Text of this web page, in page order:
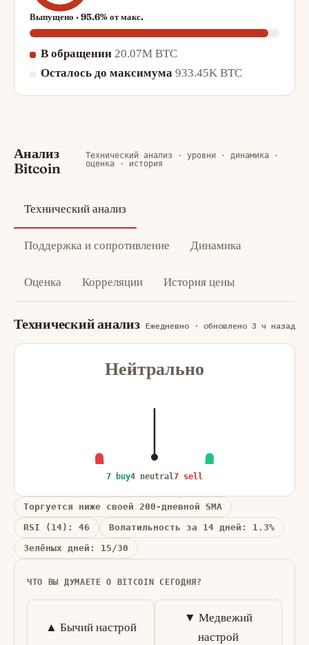
Выпущено · 95.6% от макс.
В обращении 20.07M BTC
Осталось до максимума 933.45K BTC
Анализ
Bitcoin
Технический анализ · уровни · динамика ·
оценка · история
Технический анализ
Поддержка и сопротивление Динамика
Оценка Корреляции История цены
Технический анализ Ежедневно · обновлено 3 ч назад
Нейтрально
7 buy4 neutral7 sell
Торгуется ниже своей 200-дневной SMA
RSI (14): 46
Волатильность за 14 дней: 1.3%
Зелёных дней: 15/30
ЧТО ВЫ ДУМАЕТЕ О BITCOIN СЕГОДНЯ?
▲ Бычий настрой
▼ Медвежий
настрой